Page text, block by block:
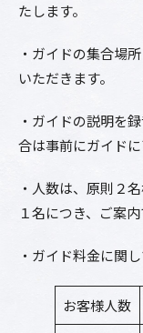
たします。
・ガイドの集合場
いただきます。
・ガイドの説明を
合は事前にガイド
・人数は、原則２
１名につき、ご案
・ガイド料金に関
お客様人数